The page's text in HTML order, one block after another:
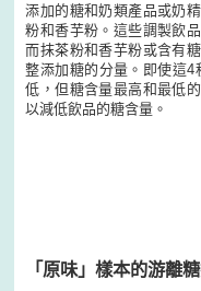
添加的糖和奶類產品或奶
粉和香芋粉。這些調製飲
而抹茶粉和香芋粉或含有
整添加糖的分量。即使這
低，但糖含量最高和最低
以減低飲品的糖含量。
「原味」樣本的游離